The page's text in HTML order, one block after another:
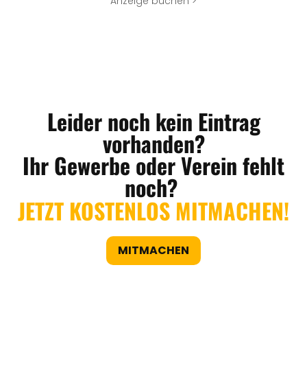
Leider noch kein Eintrag
vorhanden?
Ihr Gewerbe oder Verein fehlt
noch?
JETZT KOSTENLOS MITMACHEN!
MITMACHEN